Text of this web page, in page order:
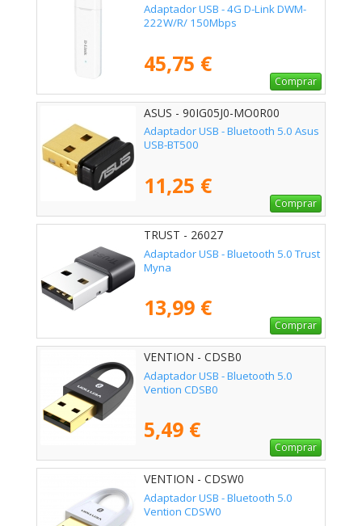
Adaptador USB - 4G D-Link DWM-
222W/R/ 150Mbps
45,75 €
Comprar
ASUS - 90IG05J0-MO0R00
Adaptador USB - Bluetooth 5.0 Asus
USB-BT500
11,25 €
Comprar
TRUST - 26027
Adaptador USB - Bluetooth 5.0 Trust
Myna
13,99 €
Comprar
VENTION - CDSB0
Adaptador USB - Bluetooth 5.0
Vention CDSB0
5,49 €
Comprar
VENTION - CDSW0
Adaptador USB - Bluetooth 5.0
Vention CDSW0